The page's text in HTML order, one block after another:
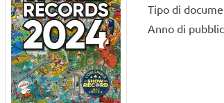
Tipo di
Anno di